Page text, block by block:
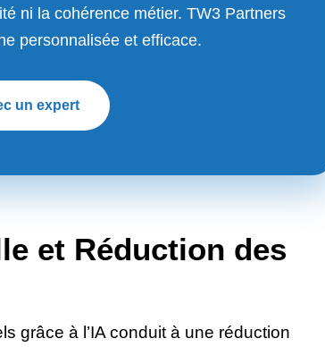
ni la cohérence métier. TW3 Partners
personnalisée et efficace.
un expert
et Réduction des
grâce à l’IA conduit à une réduction